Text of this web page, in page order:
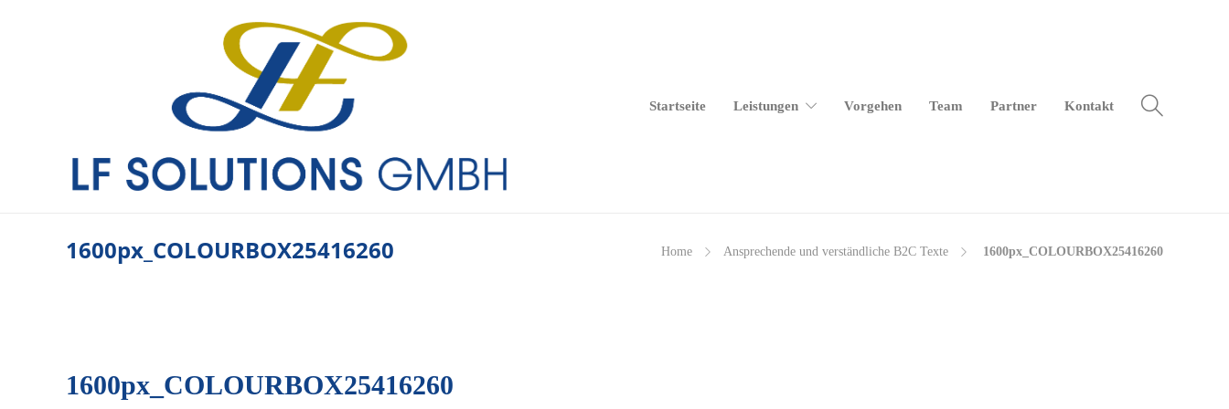
Start­sei­te Leis­tun­gen Vor­ge­hen Team Part­ner Kon­takt
1600px_­CO­LOUR­BO­X25416260 Home An­spre­chen­de und ver­ständ­li­che B2C Texte 1600px_­CO­LOUR­BO­X25416260
1600px_­CO­LOUR­BO­X25416260